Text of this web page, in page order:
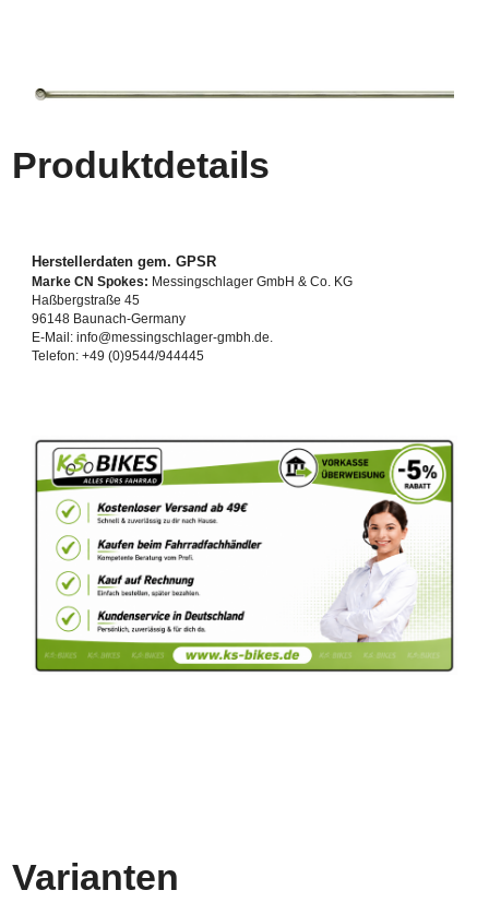
Produktdetails
Herstellerdaten gem. GPSR
Marke CN Spokes: Messingschlager GmbH & Co. KG
Haßbergstraße 45
96148 Baunach-Germany
E-Mail: info@messingschlager-gmbh.de.
Telefon: +49 (0)9544/944445
Varianten